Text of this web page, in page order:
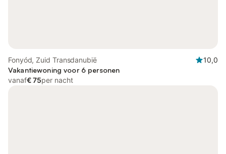
Fonyód, Zuid Transdanubië
10,0
Vakantiewoning voor 6 personen
vanaf€ 75per nacht